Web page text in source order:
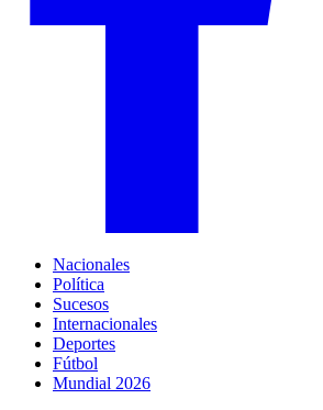
Nacionales
Política
Sucesos
Internacionales
Deportes
Fútbol
Mundial 2026